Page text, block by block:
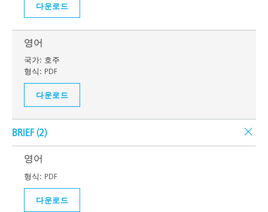
다운로드
영어
국가: 호주
형식: PDF
다운로드
BRIEF (2)
영어
형식: PDF
다운로드